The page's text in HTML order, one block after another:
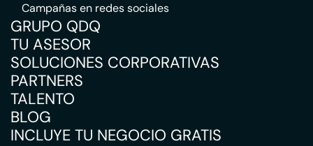
Campañas en redes sociales
GRUPO QDQ
TU ASESOR
SOLUCIONES CORPORATIVAS
PARTNERS
TALENTO
BLOG
INCLUYE TU NEGOCIO GRATIS